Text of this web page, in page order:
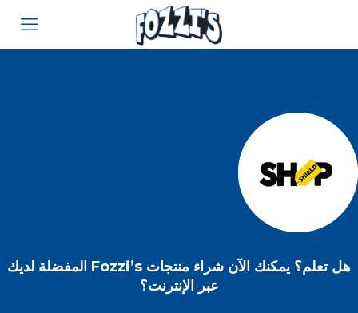
هل تعلم؟ يمكنك الآن شراء منتجات Fozzi’s المفضلة لديك
عبر الإنترنت؟